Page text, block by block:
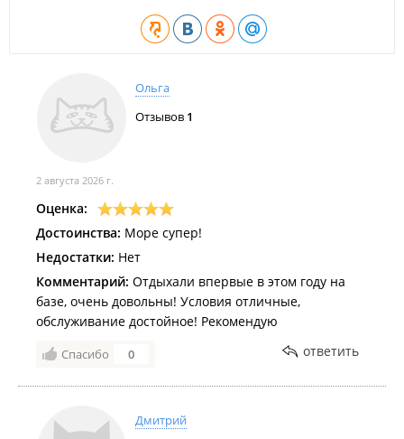
Пребывание с любыми домашними животными
Ольга
Отзывов 1
2 августа 2026 г.
Оценка:
Достоинства: Море супер!
Недостатки: Нет
Комментарий: Отдыхали впервые в этом году на
базе, очень довольны! Условия отличные,
обслуживание достойное! Рекомендую
Спасибо 0 ответить
Дмитрий